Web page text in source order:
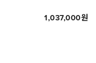
1,037,000